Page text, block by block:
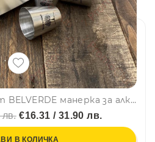
Подаръчен комплект BELVERDE манерка за алкохол с 4 шота+фунийка, DJH0112
лв.€16.31 / 31.90 лв.
В КОЛИЧКА